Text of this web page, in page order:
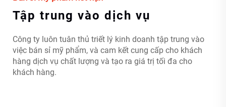
Tập trung vào dịch vụ
Công ty luôn tuân thủ triết lý kinh doanh tập trung vào
việc bán sỉ mỹ phẩm, và cam kết cung cấp cho khách
hàng dịch vụ chất lượng và tạo ra giá trị tối đa cho
khách hàng.